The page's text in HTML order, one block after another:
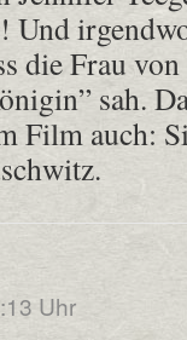
Und
die Frau
sah.
Film auch:
Uhr